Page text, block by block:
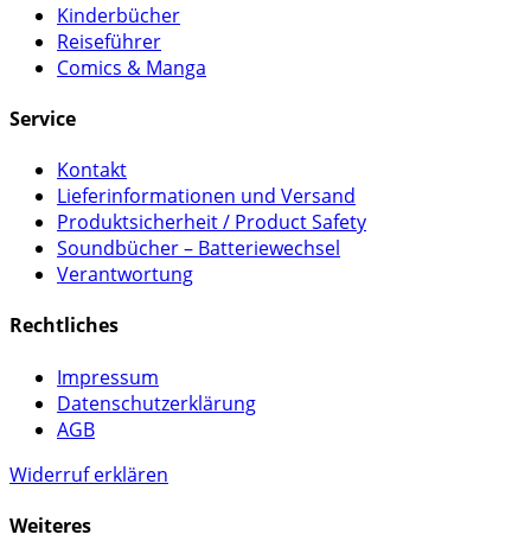
Kinderbücher
Reiseführer
Comics & Manga
Service
Kontakt
Lieferinformationen und Versand
Produktsicherheit / Product Safety
Soundbücher – Batteriewechsel
Verantwortung
Rechtliches
Impressum
Datenschutzerklärung
AGB
Widerruf erklären
Weiteres